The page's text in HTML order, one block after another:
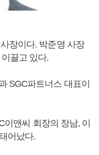
장이다. 박준영 사장
끌고 있다.
SGC파트너스 대표이
앤씨 회장의 장남, 이
어났다.